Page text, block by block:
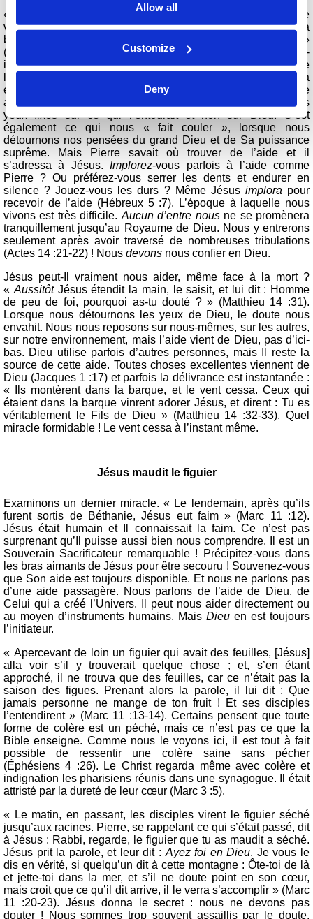
Allow all
Customize
Deny
« Pierre lui répondit : Seigneur, si c’est toi, ordonne que j’aille
vers toi sur les eaux. Et il dit : Viens ! Pierre sortit de la
barque, et marcha sur les eaux, pour aller vers Jésus »
(Matthieu 14 :28-29). Cela n’était pas censé se produire. Y a-t-
il quelque chose d’impossible à l’Éternel ? « Mais, voyant que
le vent était fort, il eut peur ; et, comme il commençait à
enfoncer, il s’écria : Seigneur, sauve-moi ! » (verset 30). Pierre
avait détourné son esprit de Dieu. Il commençait à avoir les
yeux fixés sur ce qui l’entourait et non sur Dieu. C’est
également ce qui nous « fait couler », lorsque nous
détournons nos pensées du grand Dieu et de Sa puissance
suprême. Mais Pierre savait où trouver de l’aide et il
s’adressa à Jésus.Implorez­­-vous parfois à l’aide comme
Pierre ? Ou préférez-vous serrer les dents et endurer en
silence ? Jouez-vous les durs ? Même Jésus implora pour
recevoir de l’aide (Hébreux 5 :7). L’époque à laquelle nous
vivons est très difficile. Aucun d’entre nousne se promènera
tranquillement jusqu’au Royaume de Dieu. Nous y entrerons
seulement après avoir traversé de nombreuses tribulations
(Actes 14 :21-22) ! Nous devons nous confier en Dieu.
Jésus peut-Il vraiment nous aider, même face à la mort ?
« AussitôtJésus étendit la main, le saisit, et lui dit : Homme
de peu de foi, pourquoi as-tu douté ? » (Matthieu 14 :31).
Lorsque nous détournons les yeux de Dieu, le doute nous
envahit. Nous nous reposons sur nous-mêmes, sur les autres,
sur notre environnement, mais l’aide vient de Dieu, pas d’ici-
bas. Dieu utilise parfois d’autres personnes, mais Il reste la
source de cette aide. Toutes choses excellentes viennent de
Dieu (Jacques 1 :17) et parfois la délivrance est instantanée :
« Ils montèrent dans la barque, et le vent cessa. Ceux qui
étaient dans la barque vinrent adorer Jésus, et dirent : Tu es
véritablement le Fils de Dieu » (Matthieu 14 :32-33). Quel
miracle formidable ! Le vent cessa à l’instant même.
Jésus maudit le figuier
Examinons un dernier miracle. « Le lendemain, après qu’ils
furent sortis de Béthanie, Jésus eut faim » (Marc 11 :12).
Jésus était humain et Il connaissait la faim. Ce n’est pas
surprenant qu’Il puisse aussi bien nous comprendre. Il est un
Souverain Sacrificateur remarquable ! Précipitez-vous dans
les bras aimants de Jésus pour être secouru ! Souvenez-vous
que Son aide est toujours disponible. Et nous ne parlons pas
d’une aide passagère. Nous parlons de l’aide de Dieu, de
Celui qui a créé l’Univers. Il peut nous aider directement ou
au moyen d’instruments humains. Mais Dieu en est toujours
l’initiateur.
« Apercevant de loin un figuier qui avait des feuilles, [Jésus]
alla voir s’il y trouverait quelque chose ; et, s’en étant
approché, il ne trouva que des feuilles, car ce n’était pas la
saison des figues. Prenant alors la parole, il lui dit : Que
jamais personne ne mange de ton fruit ! Et ses disciples
l’entendirent » (Marc 11 :13-14). Certains pensent que toute
forme de colère est un péché, mais ce n’est pas ce que la
Bible enseigne. Comme nous le voyons ici, il est tout à fait
possible de ressentir une colère saine sans pécher
(Éphésiens 4 :26). Le Christ regarda même avec colère et
indignation les pharisiens réunis dans une synagogue. Il était
attristé par la dureté de leur cœur (Marc 3 :5).
« Le matin, en passant, les disciples virent le figuier séché
jusqu’aux racines. Pierre, se rappelant ce qui s’était passé, dit
à Jésus : Rabbi, regarde, le figuier que tu as maudit a séché.
Jésus prit la parole, et leur dit : Ayez foi en Dieu. Je vous le
dis en vérité, si quelqu’un dit à cette montagne : Ôte-toi de là
et jette-toi dans la mer, et s’il ne doute point en son cœur,
mais croit que ce qu’il dit arrive, il le verra s’accomplir » (Marc
11 :20-23). Jésus donna le secret : nous ne devons pas
douter ! Nous sommes trop souvent assaillis par le doute.